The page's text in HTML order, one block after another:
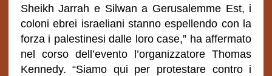
Sheikh Jarrah e Silwan a Gerusalemme Est, i
coloni ebrei israeliani stanno espellendo con la
forza i palestinesi dalle loro case,” ha affermato
nel corso dell’evento l’organizzatore Thomas
Kennedy. “Siamo qui per protestare contro i